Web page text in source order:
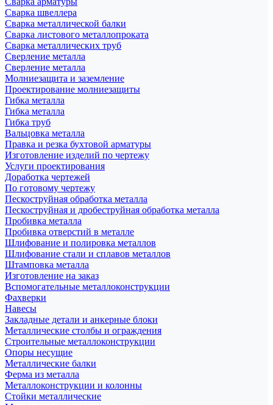
Сварка швеллера
Сварка металлической балки
Сварка листового металлопроката
Сварка металлических труб
Сверление металла
Сверление металла
Молниезащита и заземление
Проектирование молниезащиты
Гибка металла
Гибка металла
Гибка труб
Вальцовка металла
Правка и резка бухтовой арматуры
Изготовление изделий по чертежу
Услуги проектирования
Доработка чертежей
По готовому чертежу
Пескоструйная обработка металла
Пескоструйная и дробеструйная обработка металла
Пробивка металла
Пробивка отверстий в металле
Шлифование и полировка металлов
Шлифование стали и сплавов металлов
Штамповка металла
Изготовление на заказ
Вспомогательные металлоконструкции
Фахверки
Навесы
Закладные детали и анкерные блоки
Металлические столбы и ограждения
Строительные металлоконструкции
Опоры несущие
Металлические балки
Ферма из металла
Металлоконструкции и колонны
Стойки металлические